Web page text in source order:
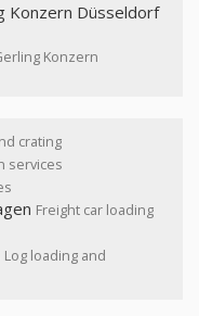
Konzern Düsseldorf
Konzern
crating
services
Freight car loading
Log loading and